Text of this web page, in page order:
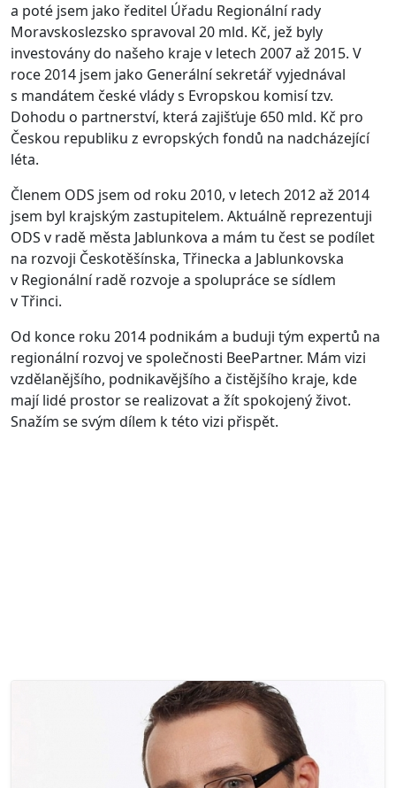
a poté jsem jako ředitel Úřadu Regionální rady
Moravskoslezsko spravoval 20 mld. Kč, jež byly
investovány do našeho kraje v letech 2007 až 2015. V
roce 2014 jsem jako Generální sekretář vyjednával
s mandátem české vlády s Evropskou komisí tzv.
Dohodu o partnerství, která zajišťuje 650 mld. Kč pro
Českou republiku z evropských fondů na nadcházející
léta.
Členem ODS jsem od roku 2010, v letech 2012 až 2014
jsem byl krajským zastupitelem. Aktuálně reprezentuji
ODS v radě města Jablunkova a mám tu čest se podílet
na rozvoji Českotěšínska, Třinecka a Jablunkovska
v Regionální radě rozvoje a spolupráce se sídlem
v Třinci.
Od konce roku 2014 podnikám a buduji tým expertů na
regionální rozvoj ve společnosti BeePartner. Mám vizi
vzdělanějšího, podnikavějšího a čistějšího kraje, kde
mají lidé prostor se realizovat a žít spokojený život.
Snažím se svým dílem k této vizi přispět.